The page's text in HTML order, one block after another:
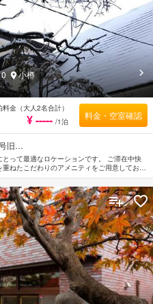
旧…
って最適なロケーションです。 ご滞在中快
ねたこだわりのアメニティをご用意しており
クスプレスチェックイン/アウト, Wi-Fi（共
さい。 お部屋にはお客様の快適な睡眠をサポ
, リネン類, ロッカー, スリッパ, 喫煙検知器な
はさまざまなレクリエーションをご体験いた
最適です。
小樽
金（大人2名合計）
¥ ----- /1泊
料金・空室確認